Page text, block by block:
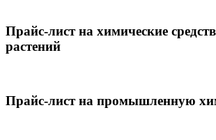
Прайс-лист на химические
растений
Прайс-лист на промышленную